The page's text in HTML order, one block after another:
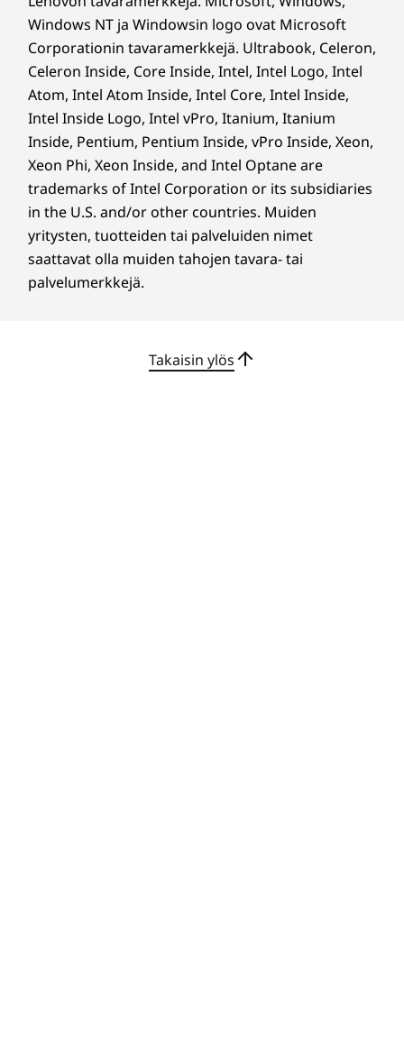
helppoa. Taittuva sarana, jota voi säätää -5°:sta
15°:een, varmistaa aina optimaalisen
katselukulman joka korkeudessa ja asennossa.
Windows NT ja Windowsin logo ovat Microsoft
Corporationin tavaramerkkejä. Ultrabook, Celeron,
Celeron Inside, Core Inside, Intel, Intel Logo, Intel
Atom, Intel Atom Inside, Intel Core, Intel Inside,
Intel Inside Logo, Intel vPro, Itanium, Itanium
Inside, Pentium, Pentium Inside, vPro Inside, Xeon,
Xeon Phi, Xeon Inside, and Intel Optane are
trademarks of Intel Corporation or its subsidiaries
in the U.S. and/or other countries. Muiden
yritysten, tuotteiden tai palveluiden nimet
saattavat olla muiden tahojen tavara- tai
palvelumerkkejä.
Takaisin ylös